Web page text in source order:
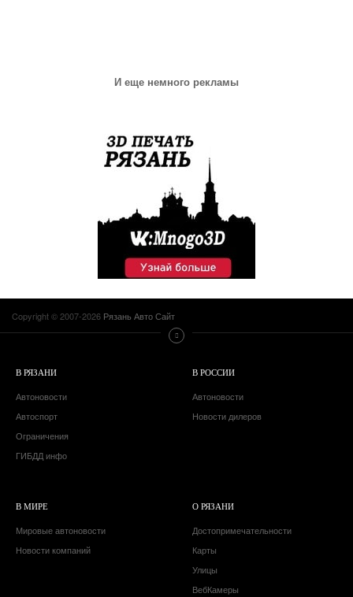
И еще немного рекламы
Copyright © 2007-2026 Рязань Авто Сайт
В РЯЗАНИ
Автоновости
Автоспорт
Ограничения
ГИБДД инфо
В РОССИИ
Автоновости
Новости дилеров
В МИРЕ
Мировые автоновости
Новости компаний
О РЯЗАНИ
Достопримечательности
Карты
Улицы
ВебКамеры